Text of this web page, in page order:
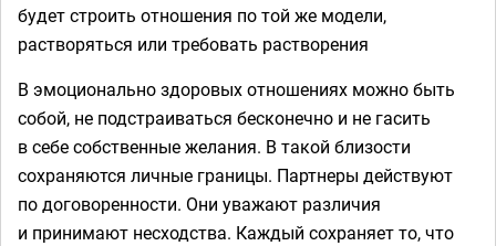
будет строить отношения по той же модели,
растворяться или требовать растворения
В эмоционально здоровых отношениях можно быть
собой, не подстраиваться бесконечно и не гасить
в себе собственные желания. В такой близости
сохраняются личные границы. Партнеры действуют
по договоренности. Они уважают различия
и принимают несходства. Каждый сохраняет то, что